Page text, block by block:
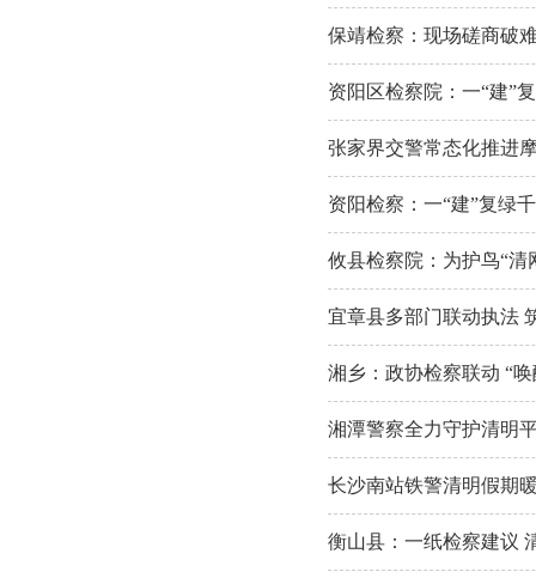
保靖检察：现场磋商破
资阳区检察院：一“建”
张家界交警常态化推进
资阳检察：一“建”复绿
攸县检察院：为护鸟“清
宜章县多部门联动执法
湘乡：政协检察联动 “唤
湘潭警察全力守护清明
长沙南站铁警清明假期
衡山县：一纸检察建议